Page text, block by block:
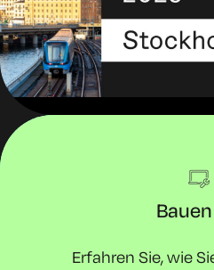
Erfahren Sie, wie